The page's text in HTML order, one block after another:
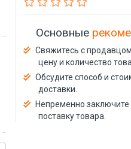
Основные
Свяжитесь с продавцом
цену и количество
Обсудите способ и
доставки.
Непременно заключите
поставку товара.